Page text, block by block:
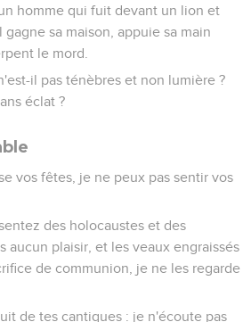
homme qui fuit devant un lion et
sa maison, appuie sa main
le mord.
il pas ténèbres et non lumière ?
éclat ?
vos fêtes, je ne peux pas sentir vos
des holocaustes et des
aucun plaisir, et les veaux engraissés
de communion, je ne les regarde
de tes cantiques : je n'écoute pas